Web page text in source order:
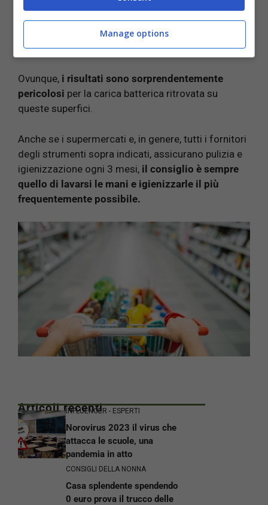
Ovunque, i risultati sono sorprendentemente
pericolosi per la carica batterica ritrovata su
queste superfici.
Anche se i supermercati e, in genere, tutti i fornitori
degli strumenti sopra indicati, assicurano pulizia e
igienizzazione ogni 3 mesi, il consiglio è sempre
quello di lavarsi le mani e igienizzarle il più
frequentemente possibile.
Articoli recentiINFLUENCER - ESPERTI
Norovirus 2023 il virus che
attacca le scuole, una
pandemia in atto
CONSIGLI DELLA NONNA
Casa splendente spendendo
0 euro prova il trucco delle
Manage options